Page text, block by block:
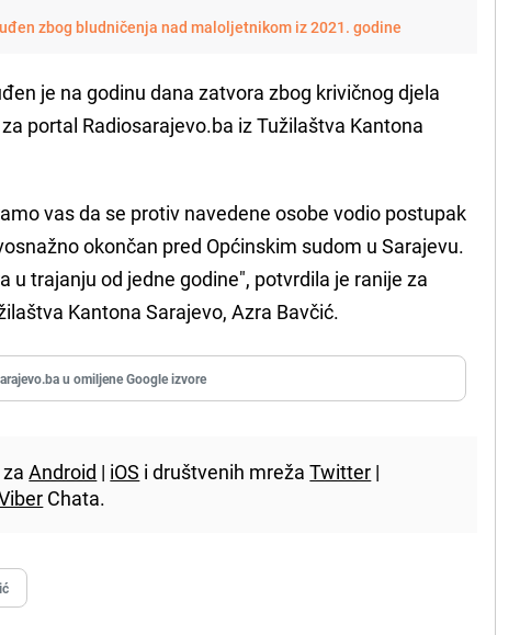
zbog bludničenja nad maloljetnikom iz 2021. godine
je na godinu dana zatvora zbog krivičnog djela
portal Radiosarajevo.ba iz Tužilaštva Kantona
vas da se protiv navedene osobe vodio postupak
okončan pred Općinskim sudom u Sarajevu.
u trajanju od jedne godine", potvrdila je ranije za
Kantona Sarajevo, Azra Bavčić.
u omiljene Google izvore
zaAndroid | iOS i društvenih mrežaTwitter |
Chata.